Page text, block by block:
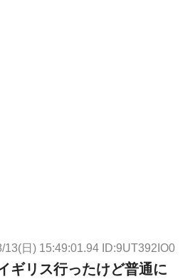
13(日) 15:49:01.94 ID:9UT392IO0
ギリス行ったけど普通に